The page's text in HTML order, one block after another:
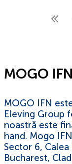
MOGO IFN
MOGO IFN
Eleving Group
noastră este
hand. Mogo
Sector 6, Calea
Bucharest,